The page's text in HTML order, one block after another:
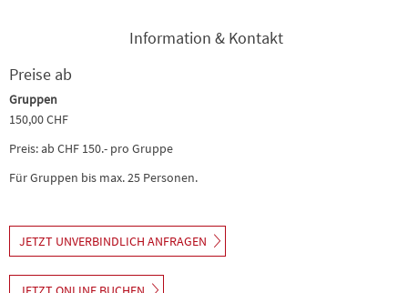
Information & Kontakt
Preise ab
Gruppen
150,00 CHF
Preis: ab CHF 150.- pro Gruppe
Für Gruppen bis max. 25 Personen.
JETZT UNVERBINDLICH ANFRAGEN